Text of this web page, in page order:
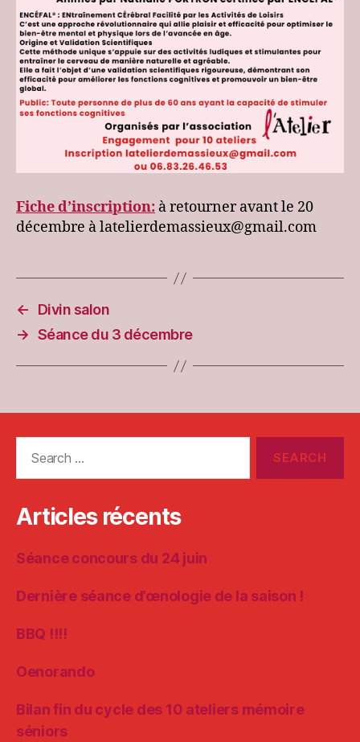
Fiche d’inscription: à retourner avant le 20
décembre à latelierdemassieux@gmail.com
←
Divin salon
→ Séance du 3 décembre
Articles récents
Séance concours du 24 juin
Dernière séance d’œnologie de la saison !
BBQ !!!!
Oenorando
Bilan fin du cycle des 10 ateliers mémoire
séniors